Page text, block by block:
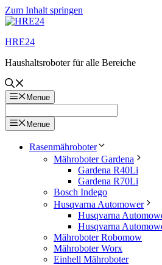
Zum Inhalt springen
HRE24
Haushaltsroboter für alle Bereiche
Menue
Menue
Rasenmähroboter
Mähroboter Gardena
Gardena R40Li
Gardena R70Li
Bosch Indego
Husqvarna Automower
Husqvarna
Husqvarna
Mähroboter Robomow
Mähroboter Worx
Einhell Mähroboter